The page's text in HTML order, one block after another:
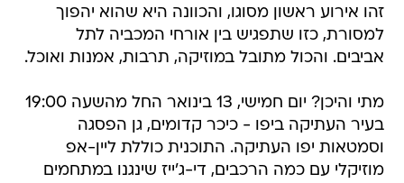
זהו אירוע ראשון מסוגו, והכוונה היא שהוא יהפוך
למסורת, כזו שתפגיש בין אורחי המכביה לתל
אביבים. והכול מתובל במוזיקה, תרבות, אמנות ואוכל.
מתי והיכן? יום חמישי, 13 בינואר החל מהשעה 19:00
בעיר העתיקה ביפו - כיכר קדומים, גן הפסגה
וסמטאות יפו העתיקה. התוכנית כוללת ליין-אפ
מוזיקלי עם כמה הרכבים, די-ג'ייז שינגנו במתחמים